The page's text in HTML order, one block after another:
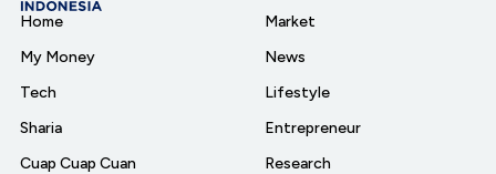
Home
My Money
Tech
Sharia
Cuap Cuap Cuan
Market
News
Lifestyle
Entrepreneur
Research